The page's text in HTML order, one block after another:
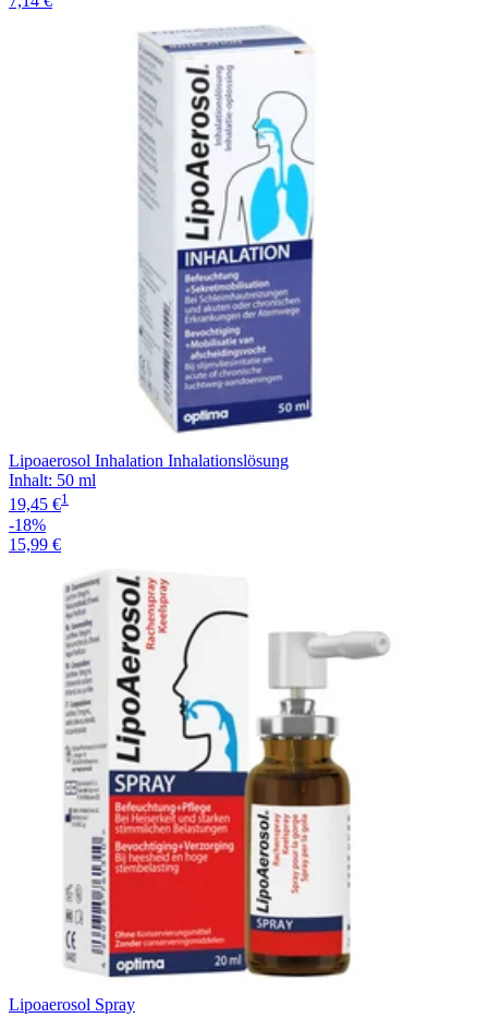
Lipoaerosol Inhalation Inhalationslösung
Inhalt: 50 ml
19,45 €1
-18%
15,99 €
Lipoaerosol Spray